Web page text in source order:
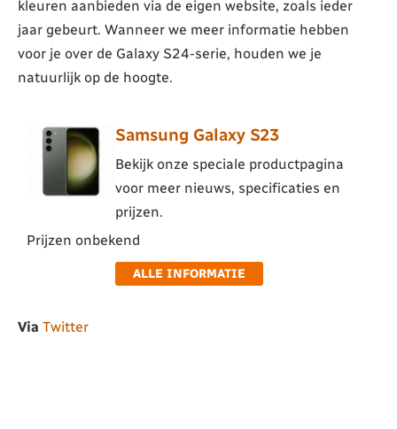
kleuren aanbieden via de eigen website, zoals ieder
jaar gebeurt. Wanneer we meer informatie hebben
voor je over de Galaxy S24-serie, houden we je
natuurlijk op de hoogte.
Samsung Galaxy S23
Bekijk onze speciale productpagina
voor meer nieuws, specificaties en
prijzen.
Prijzen onbekend
ALLE INFORMATIE
Via Twitter